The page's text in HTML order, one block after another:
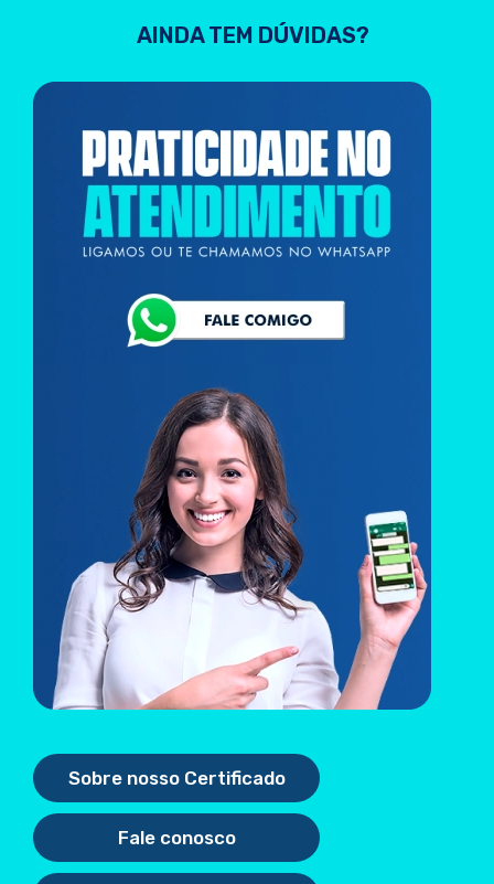
AINDA TEM DÚVIDAS?
Sobre nosso Certificado
Fale conosco